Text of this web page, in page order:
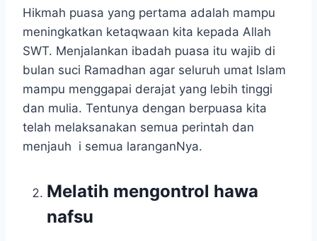
Hikmah puasa yang pertama adalah mampu
meningkatkan ketaqwaan kita kepada Allah
SWT. Menjalankan ibadah puasa itu wajib di
bulan suci Ramadhan agar seluruh umat Islam
mampu menggapai derajat yang lebih tinggi
dan mulia. Tentunya dengan berpuasa kita
telah melaksanakan semua perintah dan
menjauh i semua laranganNya.
Melatih mengontrol hawa
nafsu